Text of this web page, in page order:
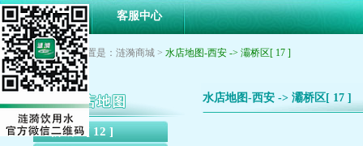
首页 客服中心
您现在的位置是：涟漪商城 > 水店地图-西安 -> 灞桥区[ 17 ]
新城区[ 12 ]
水店地图-西安 -> 灞桥区[ 17 ]